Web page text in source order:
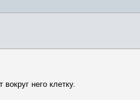
него клетку.